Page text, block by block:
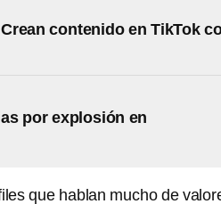
contenido en TikTok
por explosión en
que hablan mucho de